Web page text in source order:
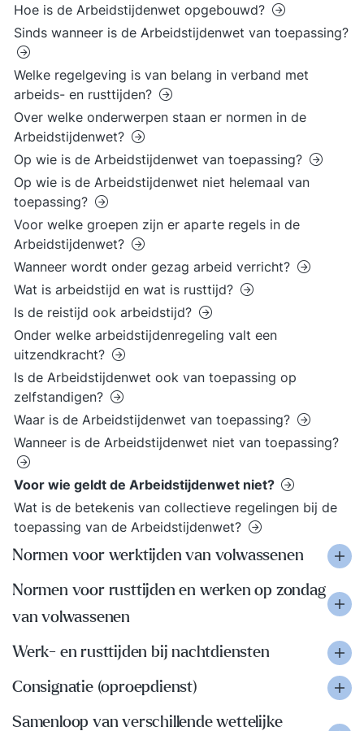
Hoe is de Arbeidstijdenwet opgebouwd?
Sinds wanneer is de Arbeidstijdenwet van toepassing?
Welke regelgeving is van belang in verband met
arbeids- en rusttijden?
Over welke onderwerpen staan er normen in de
Arbeidstijdenwet?
Op wie is de Arbeidstijdenwet van toepassing?
Op wie is de Arbeidstijdenwet niet helemaal van
toepassing?
Voor welke groepen zijn er aparte regels in de
Arbeidstijdenwet?
Wanneer wordt onder gezag arbeid verricht?
Wat is arbeidstijd en wat is rusttijd?
Is de reistijd ook arbeidstijd?
Onder welke arbeidstijdenregeling valt een
uitzendkracht?
Is de Arbeidstijdenwet ook van toepassing op
zelfstandigen?
Waar is de Arbeidstijdenwet van toepassing?
Wanneer is de Arbeidstijdenwet niet van toepassing?
Voor wie geldt de Arbeidstijdenwet niet?
Wat is de betekenis van collectieve regelingen bij de
toepassing van de Arbeidstijdenwet?
Normen voor werktijden van volwassenen
Normen voor rusttijden en werken op zondag
van volwassenen
Werk- en rusttijden bij nachtdiensten
Consignatie (oproepdienst)
Samenloop van verschillende wettelijke